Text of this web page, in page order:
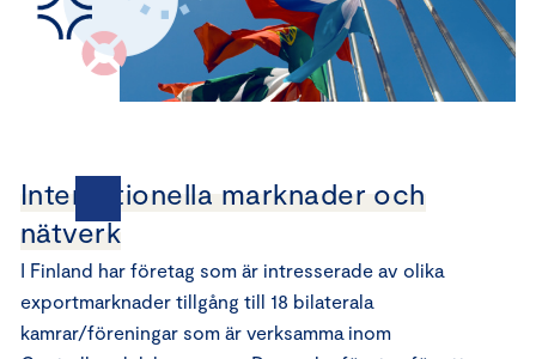
Internationella marknader och
nätverk
I Finland har företag som är intresserade av olika
exportmarknader tillgång till 18 bilaterala
kamrar/föreningar som är verksamma inom